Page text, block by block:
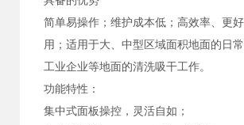
简单易操作；维护成本低；高效率、更
用；适用于大、中型区域面积地面的日
工业企业等地面的清洗吸干工作。
功能特性：
集中式面板操控，灵活自如；